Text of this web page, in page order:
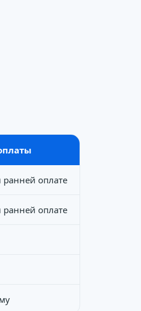
ранней оплате
ранней оплате